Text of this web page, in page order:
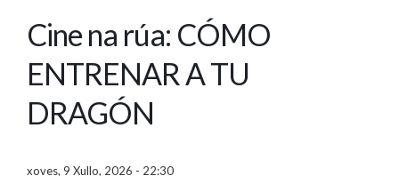
Cine na rúa: CÓMO
ENTRENAR A TU
DRAGÓN
xoves, 9 Xullo, 2026 - 22:30